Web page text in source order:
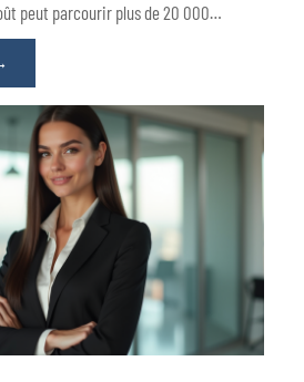
peut parcourir plus de 20 000…